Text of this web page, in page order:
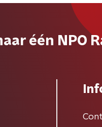
één NPO